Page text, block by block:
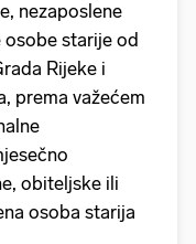
nezaposlene
starije od
Rijeke i
prema važećem
obiteljske ili
osoba starija